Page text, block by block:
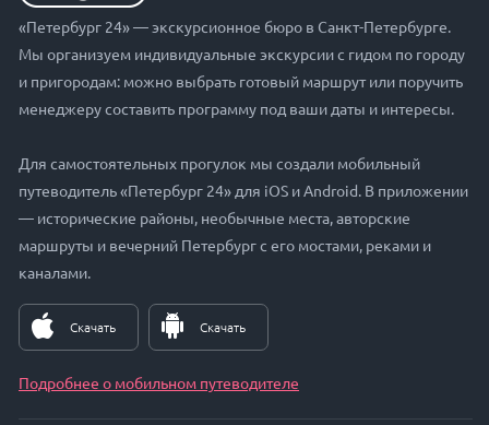
«Петербург 24» — экскурсионное бюро в Санкт-Петербурге.
Мы организуем индивидуальные экскурсии с гидом по городу
и пригородам: можно выбрать готовый маршрут или поручить
менеджеру составить программу под ваши даты и интересы.
Для самостоятельных прогулок мы создали мобильный
путеводитель «Петербург 24» для iOS и Android. В приложении
— исторические районы, необычные места, авторские
маршруты и вечерний Петербург с его мостами, реками и
каналами.
Скачать Скачать
Подробнее о мобильном путеводителе